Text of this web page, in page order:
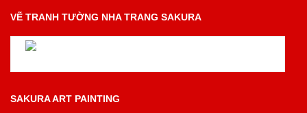
VẼ TRANH TƯỜNG NHA TRANG SAKURA
SAKURA ART PAINTING